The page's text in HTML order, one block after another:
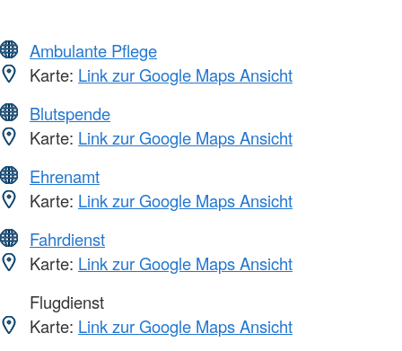
Ambulante Pflege
Karte: Link zur Google Maps Ansicht
Blutspende
Karte: Link zur Google Maps Ansicht
Ehrenamt
Karte: Link zur Google Maps Ansicht
Fahrdienst
Karte: Link zur Google Maps Ansicht
Flugdienst
Karte: Link zur Google Maps Ansicht